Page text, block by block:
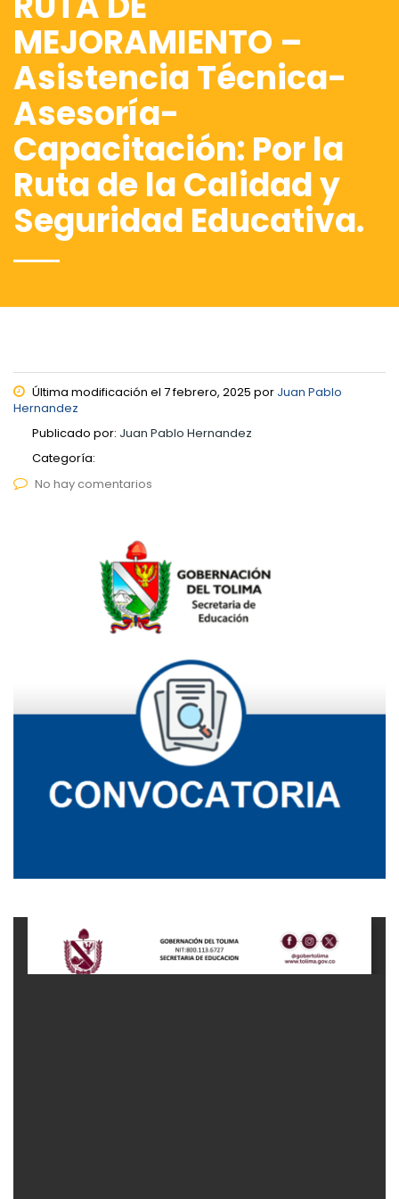
MEJORAMIENTO –
Asistencia Técnica-
Asesoría-
Capacitación: Por la
Ruta de la Calidad y
Seguridad Educativa.
Última modificación el 7 febrero, 2025 por Juan Pablo
Hernandez
Publicado por: Juan Pablo Hernandez
Categoría:
No hay comentarios